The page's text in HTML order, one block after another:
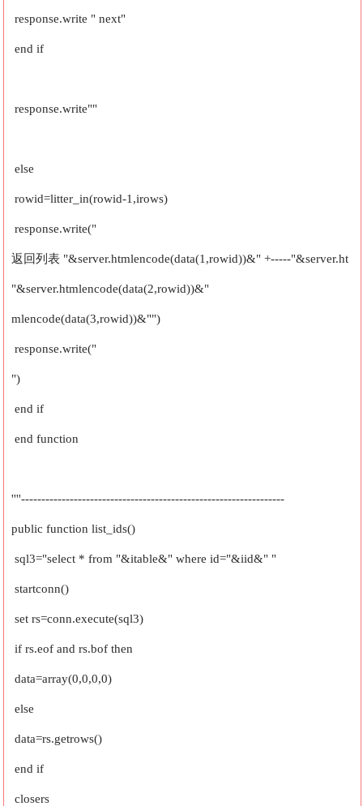
response.write " next"
end if
response.write""
else
rowid=litter_in(rowid-1,irows)
response.write("
返回列表 "&server.htmlencode(data(1,rowid))&"
"&server.htmlencode(data(2,rowid))&"
+-----"&server.ht
mlencode(data(3,rowid))&"")
response.write("
")
end if
end function
''''-----------------------------------------------------------------
public function list_ids()
sql3="select * from "&itable&" where id="&iid&" "
startconn()
set rs=conn.execute(sql3)
if rs.eof and rs.bof then
data=array(0,0,0,0)
else
data=rs.getrows()
end if
closers